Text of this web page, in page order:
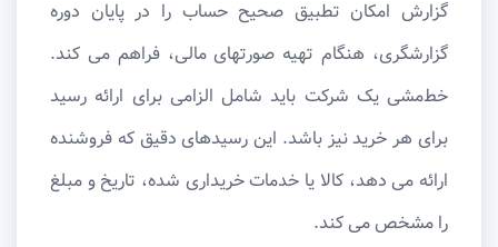
گزارش امکان تطبیق صحیح حساب را در پایان دوره
گزارشگری، هنگام تهیه صورتهای مالی، فراهم می کند.
خط‌مشی‌ یک شرکت باید شامل الزامی برای ارائه رسید
برای هر خرید نیز باشد. این رسیدهای دقیق که فروشنده
ارائه می دهد، کالا یا خدمات خریداری شده، تاریخ و مبلغ
را مشخص می کند.